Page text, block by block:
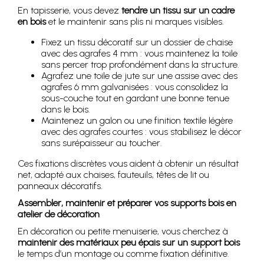
En tapisserie, vous devez tendre un tissu sur un cadre
en boiset le maintenir sans plis ni marques visibles.
Fixez un tissu décoratif sur un dossier de chaise
avec des agrafes 4 mm : vous maintenez la toile
sans percer trop profondément dans la structure.
Agrafez une toile de jute sur une assise avec des
agrafes 6 mm galvanisées : vous consolidez la
sous-couche tout en gardant une bonne tenue
dans le bois.
Maintenez un galon ou une finition textile légère
avec des agrafes courtes : vous stabilisez le décor
sans surépaisseur au toucher.
Ces fixations discrètes vous aident à obtenir un résultat
net, adapté aux chaises, fauteuils, têtes de lit ou
panneaux décoratifs.
Assembler, maintenir et préparer vos supports bois en
atelier de décoration
En décoration ou petite menuiserie, vous cherchez à
maintenir des matériaux peu épais sur un support bois
le temps d’un montage ou comme fixation définitive.